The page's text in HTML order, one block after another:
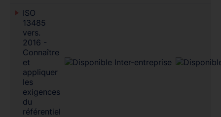
ISO
13485
vers.
2016 -
Connaître
et
appliquer
les
exigences
du
référentiel